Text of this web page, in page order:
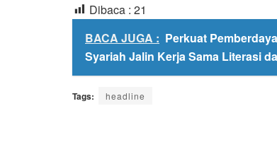
Dibaca : 21
BACA JUGA : Perkuat
Syariah Jalin Kerja Sama Literasi
Tags: headline